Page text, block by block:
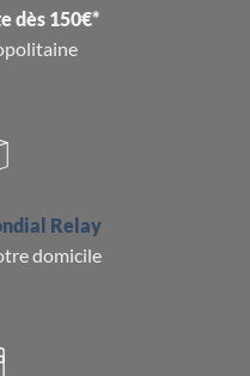
dès 150€*
Relay
domicile